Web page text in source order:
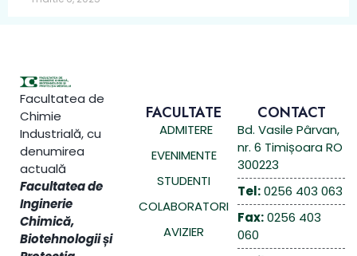
Facultatea de
Chimie
Industrială, cu
denumirea
actuală
Facultatea de
Inginerie
Chimică,
Biotehnologii și
FACULTATE
ADMITERE
EVENIMENTE
STUDENTI
COLABORATORI
AVIZIER
CONTACT
Bd. Vasile Pârvan,
nr. 6 Timișoara RO
300223
Tel:0256 403 063
Fax:0256 403
060